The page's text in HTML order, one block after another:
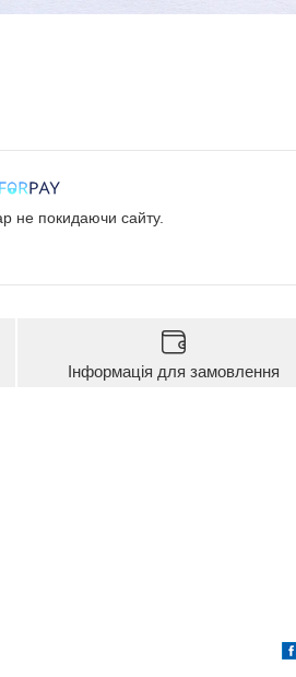
не покидаючи сайту.
Інформація для замовлення